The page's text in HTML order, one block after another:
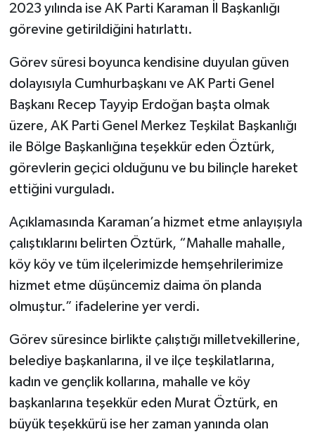
2023 yılında ise AK Parti Karaman İl Başkanlığı
görevine getirildiğini hatırlattı.
Görev süresi boyunca kendisine duyulan güven
dolayısıyla Cumhurbaşkanı ve AK Parti Genel
Başkanı Recep Tayyip Erdoğan başta olmak
üzere, AK Parti Genel Merkez Teşkilat Başkanlığı
ile Bölge Başkanlığına teşekkür eden Öztürk,
görevlerin geçici olduğunu ve bu bilinçle hareket
ettiğini vurguladı.
Açıklamasında Karaman’a hizmet etme anlayışıyla
çalıştıklarını belirten Öztürk, “Mahalle mahalle,
köy köy ve tüm ilçelerimizde hemşehrilerimize
hizmet etme düşüncemiz daima ön planda
olmuştur.” ifadelerine yer verdi.
Görev süresince birlikte çalıştığı milletvekillerine,
belediye başkanlarına, il ve ilçe teşkilatlarına,
kadın ve gençlik kollarına, mahalle ve köy
başkanlarına teşekkür eden Murat Öztürk, en
büyük teşekkürü ise her zaman yanında olan